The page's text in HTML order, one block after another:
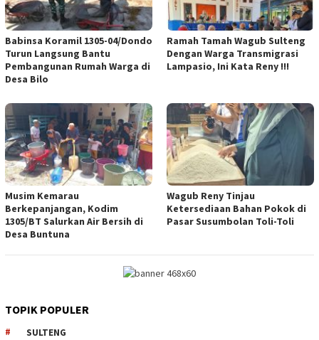
Babinsa Koramil 1305-04/Dondo
Turun Langsung Bantu
Pembangunan Rumah Warga di
Desa Bilo
Ramah Tamah Wagub Sulteng
Dengan Warga Transmigrasi
Lampasio, Ini Kata Reny !!!
Musim Kemarau
Berkepanjangan, Kodim
1305/BT Salurkan Air Bersih di
Desa Buntuna
Wagub Reny Tinjau
Ketersediaan Bahan Pokok di
Pasar Susumbolan Toli-Toli
TOPIK POPULER
SULTENG